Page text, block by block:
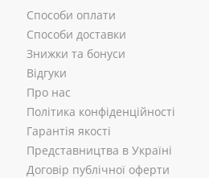
Способи оплати
Способи доставки
Знижки та бонуси
Відгуки
Про нас
Політика конфіденційності
Гарантія якості
Представництва в Україні
Договір публічної оферти